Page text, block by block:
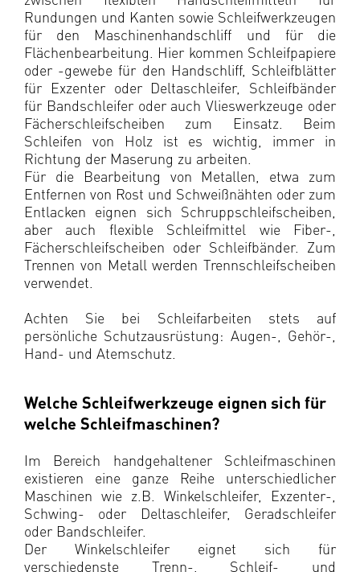
Rundungen und Kanten sowie Schleifwerkzeugen
für den Maschinenhandschliff und für die
Flächenbearbeitung. Hier kommen Schleifpapiere
oder -gewebe für den Handschliff, Schleifblätter
für Exzenter oder Deltaschleifer, Schleifbänder
für Bandschleifer oder auch Vlieswerkzeuge oder
Fächerschleifscheiben zum Einsatz. Beim
Schleifen von Holz ist es wichtig, immer in
Richtung der Maserung zu arbeiten.
Für die Bearbeitung von Metallen, etwa zum
Entfernen von Rost und Schweißnähten oder zum
Entlacken eignen sich Schruppschleifscheiben,
aber auch flexible Schleifmittel wie Fiber-,
Fächerschleifscheiben oder Schleifbänder. Zum
Trennen von Metall werden Trennschleifscheiben
verwendet.
Achten Sie bei Schleifarbeiten stets auf
persönliche Schutzausrüstung: Augen-, Gehör-,
Hand- und Atemschutz.
Welche Schleifwerkzeuge eignen sich für
welche Schleifmaschinen?
Im Bereich handgehaltener Schleifmaschinen
existieren eine ganze Reihe unterschiedlicher
Maschinen wie z.B. Winkelschleifer, Exzenter-,
Schwing- oder Deltaschleifer, Geradschleifer
oder Bandschleifer.
Der Winkelschleifer eignet sich für
verschiedenste Trenn-, Schleif- und